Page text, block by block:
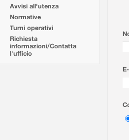
Avvisi all'utenza
Normative
Turni operativi
Richiesta
informazioni/Contatta
l'ufficio